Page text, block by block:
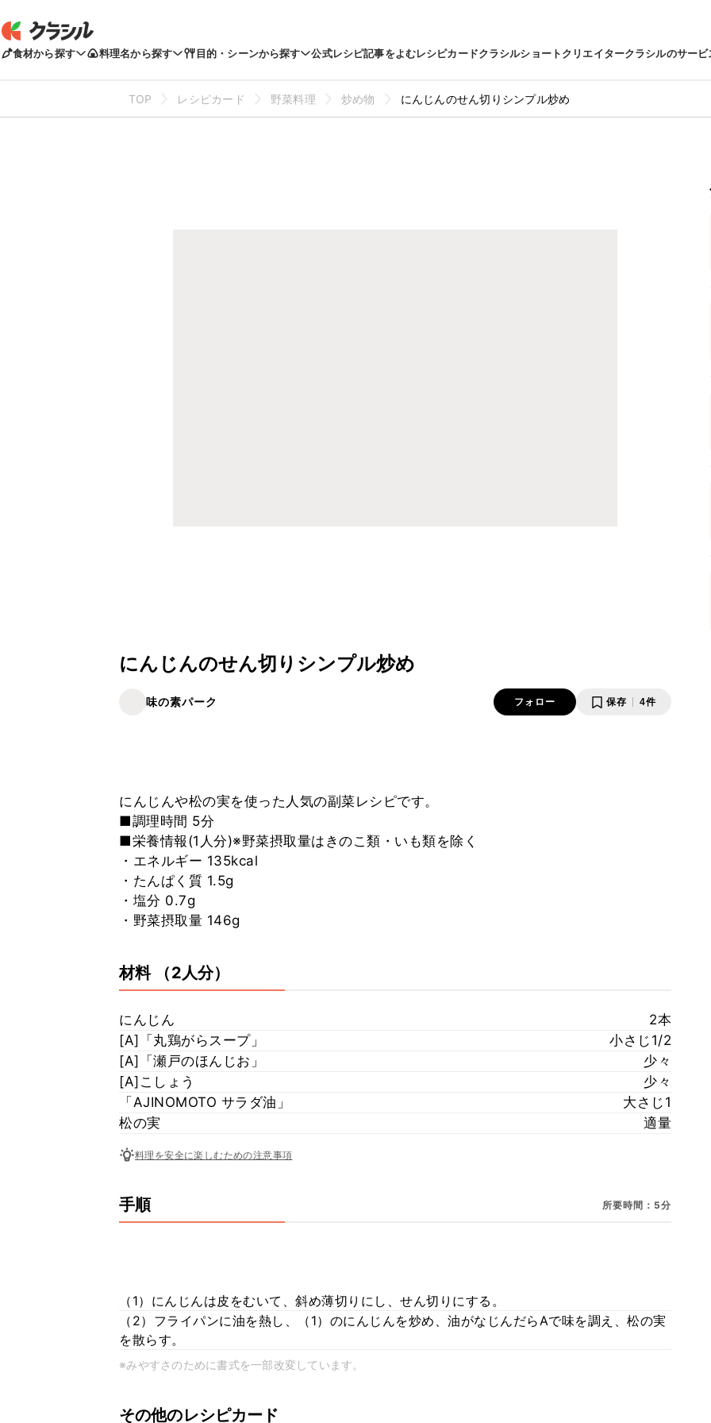
食材から探す 料理名から探す 目的・シーンから探す 公式レシピ記事をよむレシピカードクラシルショートクリエイタークラシルのサービ
TOP レシピカード 野菜料理 炒め物 にんじんのせん切りシンプル炒め
にんじんのせん切りシンプル炒め
味の素パーク フォロー 保存 4件
にんじんや松の実を使った人気の副菜レシピです。
■調理時間 5分
■栄養情報(1人分)※野菜摂取量はきのこ類・いも類を除く
・エネルギー 135kcal
・たんぱく質 1.5g
・塩分 0.7g
・野菜摂取量 146g
材料 （2人分）
にんじん
2本
[A]「丸鶏がらスープ」
小さじ1/2
[A]「瀬戸のほんじお」
少々
[A]こしょう
少々
「AJINOMOTO サラダ油」
大さじ1
松の実
適量
料理を安全に楽しむための注意事項
手順 所要時間：5分
（1）にんじんは皮をむいて、斜め薄切りにし、せん切りにする。
（2）フライパンに油を熱し、（1）のにんじんを炒め、油がなじんだらAで味を調え、松の実
を散らす。
※みやすさのために書式を一部改変しています。
その他のレシピカード